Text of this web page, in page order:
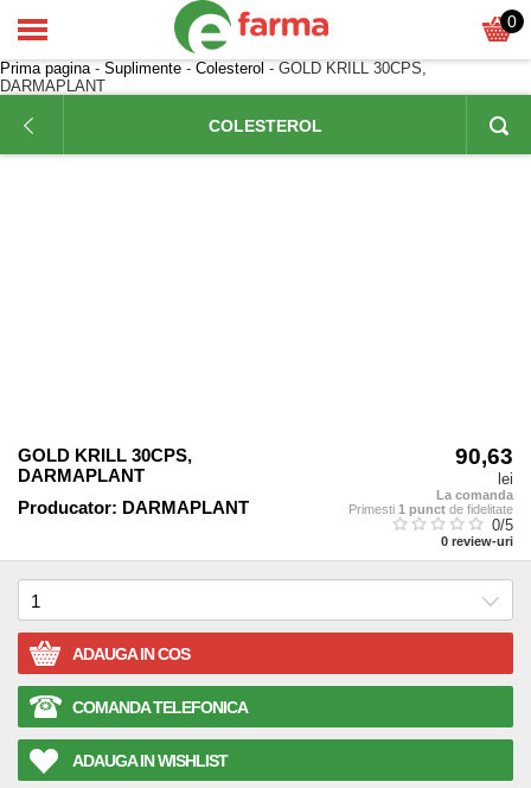
0
Prima pagina- Suplimente - Colesterol - GOLD KRILL 30CPS,
DARMAPLANT
COLESTEROL
GOLD KRILL 30CPS,
DARMAPLANT
Producator: DARMAPLANT
90,63
lei
La comanda
Primesti 1 punct de fidelitate
0/5
0 review-uri
ADAUGA IN COS
COMANDA TELEFONICA
ADAUGA IN WISHLIST